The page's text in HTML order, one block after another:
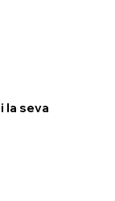
la seva